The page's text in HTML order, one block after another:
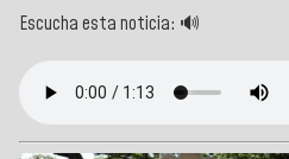
Escucha esta noticia: 🔊